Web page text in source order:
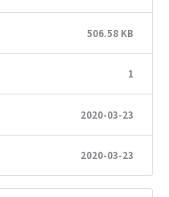
506.58 KB
1
2020-03-23
2020-03-23